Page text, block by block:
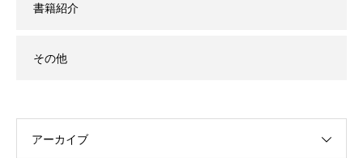
書籍紹介
その他
アーカイブ